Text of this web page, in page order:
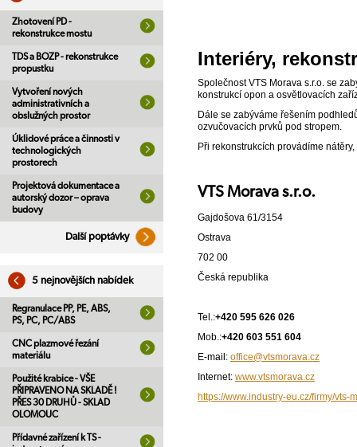
Zhotovení PD -
rekonstrukce mostu
TDS a BOZP - rekonstrukce
propustku
Vytvoření nových
administrativních a
obslužných prostor
Úklidové práce a činnosti v
technologických
prostorech
Projektová dokumentace a
autorský dozor – oprava
budovy
Další poptávky
5 nejnovějších nabídek
Regranulace PP, PE, ABS,
PS, PC, PC/ABS
CNC plazmové řezání
materiálu
Použité krabice - VŠE
PŘIPRAVENO NA SKLADĚ !
PŘES 30 DRUHŮ - SKLAD
OLOMOUC
Přídavné zařízení k TS -
Interiéry,
Společnost VTS Morava s.r.o. se
konstrukcí opon a osvětlovacích
Dále se zabýváme řešením
ozvučovacích prvků pod stropem.
Při rekonstrukcích provádíme
VTS Morava s.r.o.
Gajdošova 61/3154
Ostrava
702 00
Česká republika
Tel.:+420 595 626 026
Mob.:+420 603 551 604
E-mail: office@vtsmorava.cz
Internet: www.vtsmorava.cz
https://www.industry-eu.cz/firmy/vts-